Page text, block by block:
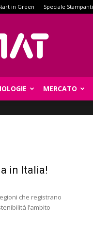
in Green Speciale Stampanti
MERCATO
in Italia!
che registrano
l’ambito